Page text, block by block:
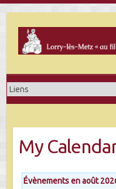
content
My
Évènements en août